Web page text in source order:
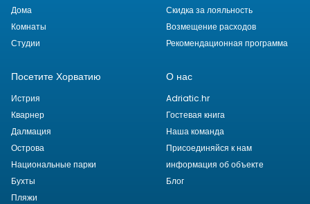
Дома
Комнаты
Студии
Скидка за лояльность
Возмещение расходов
Рекомендационная программа
Посетите Хорватию
Истрия
Кварнер
Далмация
Острова
Национальные парки
Бухты
Пляжи
О нас
Adriatic.hr
Гостевая книга
Наша команда
Присоединяйся к нам
информация об объекте
Блог